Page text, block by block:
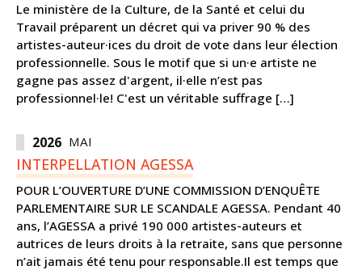
Le ministère de la Culture, de la Santé et celui du
Travail préparent un décret qui va priver 90 % des
artistes-auteur·ices du droit de vote dans leur élection
professionnelle. Sous le motif que si un·e artiste ne
gagne pas assez d'argent, il·elle n’est pas
professionnel·le! C'est un véritable suffrage […]
MAI
2026
INTERPELLATION AGESSA
POUR L’OUVERTURE D’UNE COMMISSION D’ENQUÊTE
PARLEMENTAIRE SUR LE SCANDALE AGESSA. Pendant 40
ans, l’AGESSA a privé 190 000 artistes-auteurs et
autrices de leurs droits à la retraite, sans que personne
n’ait jamais été tenu pour responsable.Il est temps que